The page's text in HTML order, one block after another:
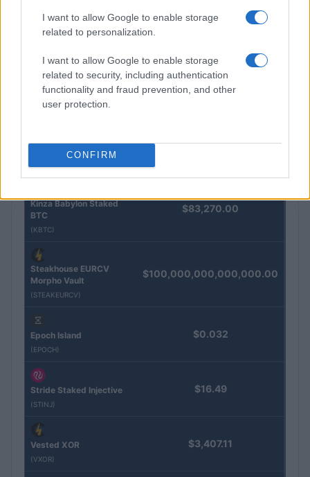
I want to allow Google to enable storage
related to personalization.
I want to allow Google to enable storage
related to security, including authentication
functionality and fraud prevention, and other
user protection.
CONFIRM
QUOTAZIONI CRYPTO
Gold (Terra
$4,187.30
Kinza Babylon Staked
BTC
(KBTC)
$83,270.00
Steakhouse EURCV
Morpho Vault
(STEAKEURCV)
$100,000,000,000,000.00
Epoch Island
(EPOCH)
$0.032
Stride Staked Injective
(STINJ)
$16.49
Vested XOR
(VXOR)
$3,407.11